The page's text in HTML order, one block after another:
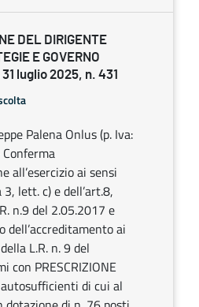
DEL DIRIGENTE
E GOVERNO
31 luglio 2025, n. 431
Palena Onlus (p. Iva:
all’esercizio ai sensi
lett. c) e dell’art.8,
n.9 del 2.05.2017 e
dell’accreditamento ai
L.R. n. 9 del
PRESCRIZIONE
di cui al